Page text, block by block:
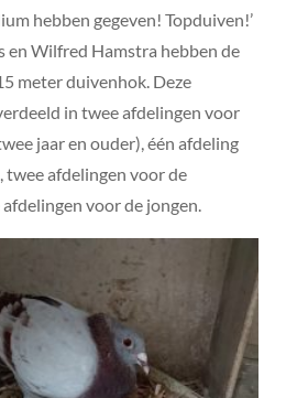
hebben gegeven! Topduiven!’
en Wilfred Hamstra hebben de
meter duivenhok. Deze
in twee afdelingen voor
jaar en ouder), één afdeling
twee afdelingen voor de
voor de jongen.